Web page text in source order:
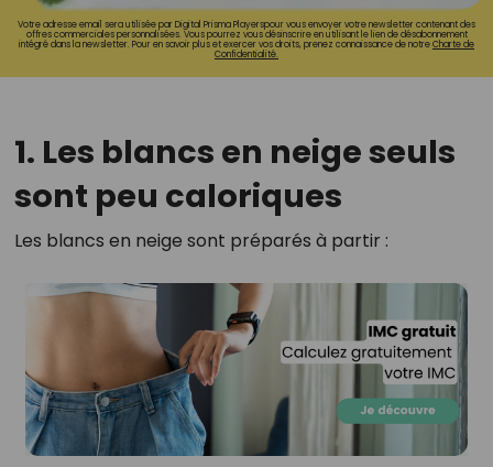
Votre adresse email sera utilisée par Digital Prisma Playerspour vous envoyer votre newsletter contenant des
offres commerciales personnalisées. Vous pourrez vous désinscrire en utilisant le lien de désabonnement
intégré dans la newsletter. Pour en savoir plus et exercer vos droits, prenez connaissance de notreCharte de
Confidentialité.
1. Les blancs en neige seuls
sont peu caloriques
Les blancs en neige sont préparés à partir :